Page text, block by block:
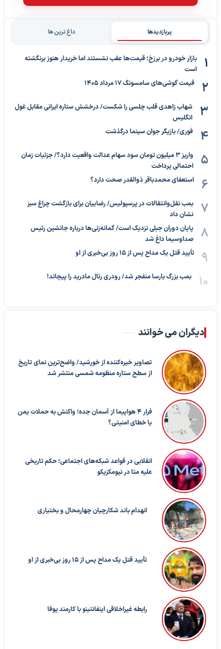
پربازدیدها داغ ترین ها
بازار خودرو در برزخ؛ قیمت‌ها عقب نشستند اما خریدار هنوز برنگشته
است
قیمت گوشی‌های سامسونگ 17 مرداد 1405
شهاب زاهدی قلب چلسی را شکست/ درخشش ستاره ایرانی مقابل غول
انگلیس
فوری/ بازیگر جوان سینما درگذشت
واریز ۳ میلیون تومان سود سهام عدالت واقعیت دارد؟/ جزئیات زمان
احتمالی پرداخت
استعفای محمدباقر ذوالقدر صحت دارد؟
بمب نقل‌وانتقالات در پرسپولیس/ رضاییان برای بازگشت چراغ سبز
نشان داد
پایان دوران جبلی نزدیک است/ گمانه‌زنی‌ها درباره جانشین رئیس
صداوسیما داغ شد
تأیید قتل یک مداح پس از ۱۵ روز بی‌خبری از او
بمب بزرگ بارسا منفجر شد/ رودری رئال مادرید را پیچاند!
دیگران می خوانند
تصاویر خیره‌کننده از خورشید/ واضح‌ترین نمای تاریخ
از سطح ستاره منظومه شمسی منتشر شد
فرار ۴ هواپیما از آسمان جده؛ واکنش به حملات یمن
یا خطای امنیتی؟
انقلابی در قواعد شبکه‌های اجتماعی؛ حکم تاریخی
علیه متا در نیومکزیکو
انهدام باند شکارچیان چهارمحال و بختیاری
تأیید قتل یک مداح پس از ۱۵ روز بی‌خبری از او
رابطه غیراخلاقی اینفانتینو با کارمند یوفا